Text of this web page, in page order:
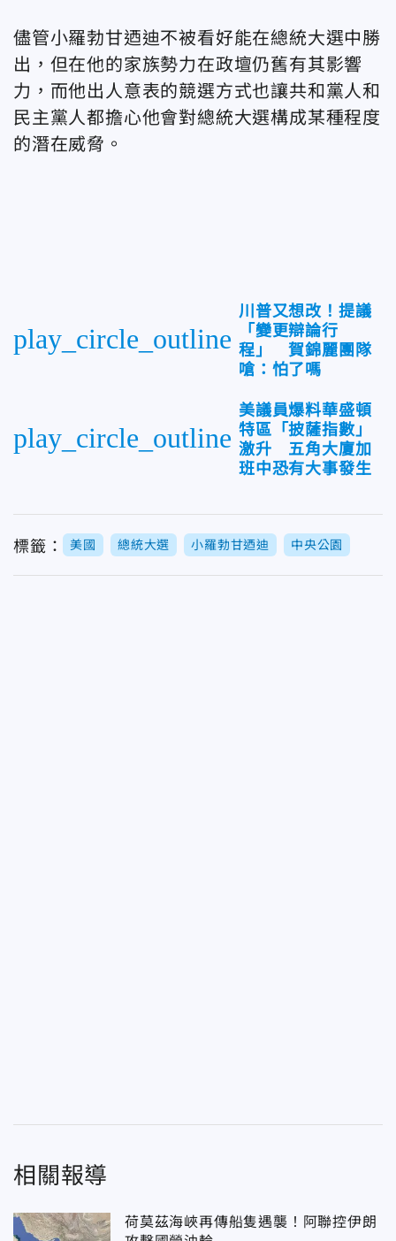
儘管小羅勃甘迺迪不被看好能在總統大選中勝
出，但在他的家族勢力在政壇仍舊有其影響
力，而他出人意表的競選方式也讓共和黨人和
民主黨人都擔心他會對總統大選構成某種程度
的潛在威脅。
play_circle_outline
川普又想改！提議
「變更辯論行
程」 賀錦麗團隊
嗆：怕了嗎
play_circle_outline
美議員爆料華盛頓
特區「披薩指數」
激升 五角大廈加
班中恐有大事發生
標籤： 美國 總統大選 小羅勃甘迺迪 中央公園
相關報導
荷莫茲海峽再傳船隻遇襲！阿聯控伊朗